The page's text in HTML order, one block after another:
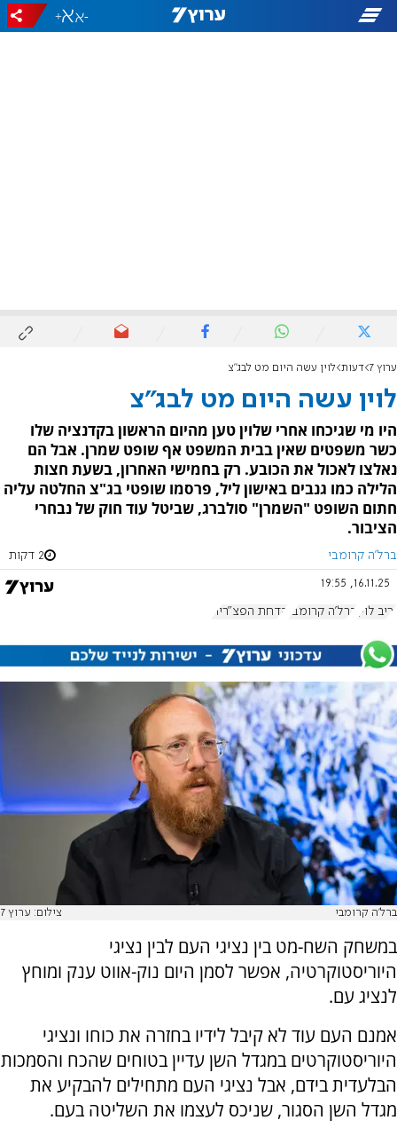
-
+
ערוץ 7 דעות לוין עשה היום מט לבג"צ
לוין עשה היום מט לבג"צ
היו מי שגיכחו אחרי שלוין טען מהיום הראשון בקדנציה שלו
כשר משפטים שאין בבית המשפט אף שופט שמרן. אבל הם
נאלצו לאכול את הכובע. רק בחמישי האחרון, בשעת חצות
הלילה כמו גנבים באישון ליל, פרסמו שופטי בג"צ החלטה עליה
חתום השופט "השמרן" סולברג, שביטל עוד חוק של נבחרי
הציבור.
ברל'ה קרומבי 2 דקות
16.11.25, 19:55
יריב לוין ברל'ה קרומבי הדחת הפצ"רית
ברל'ה קרומבי צילום: ערוץ 7
במשחק השח-מט בין נציגי העם לבין נציגי
היוריסטוקרטיה, אפשר לסמן היום נוק-אווט ענק ומוחץ
לנציג עם.
אמנם העם עוד לא קיבל לידיו בחזרה את כוחו ונציגי
היוריסטוקרטים במגדל השן עדיין בטוחים שהכח והסמכות
הבלעדית בידם, אבל נציגי העם מתחילים להבקיע את
מגדל השן הסגור, שניכס לעצמו את השליטה בעם.